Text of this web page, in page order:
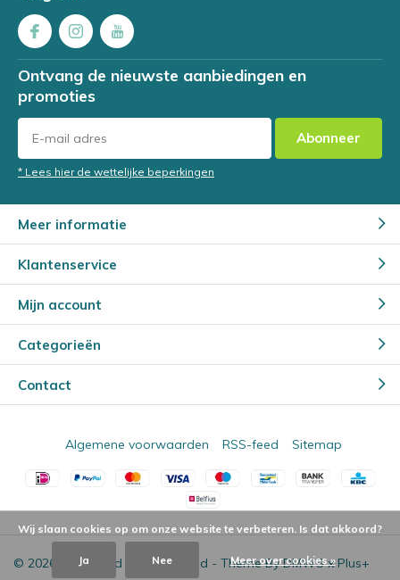
Ontvang de nieuwste aanbiedingen en
promoties
Abonneer
* Lees hier de wettelijke beperkingen
Meer informatie
Klantenservice
Mijn account
Categorieën
Contact
© 2026 - Powered by Lightspeed - Theme ByDMWSxPlus+
Algemene voorwaarden RSS-feed Sitemap
Wij slaan cookies op om onze website te verbeteren. Is dat akkoord?
Ja Nee Meer over cookies »